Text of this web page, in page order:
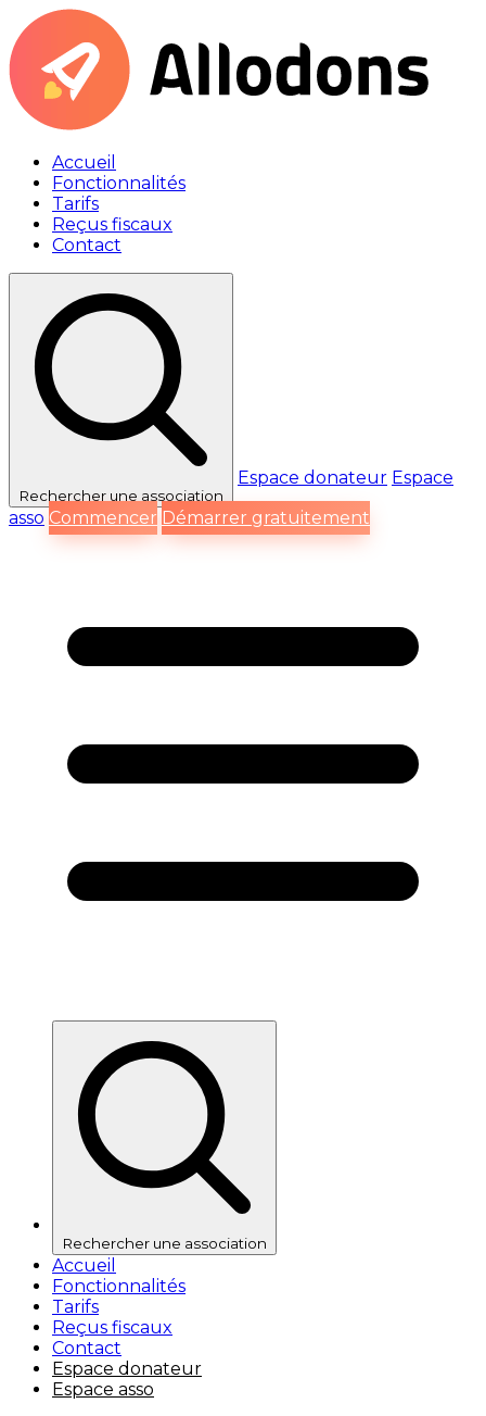
Accueil
Fonctionnalités
Tarifs
Reçus fiscaux
Contact
Rechercherune association
Espace donateur Espace
asso Commencer Démarrer gratuitement
Rechercher une association
Accueil
Fonctionnalités
Tarifs
Reçus fiscaux
Contact
Espace donateur
Espace asso